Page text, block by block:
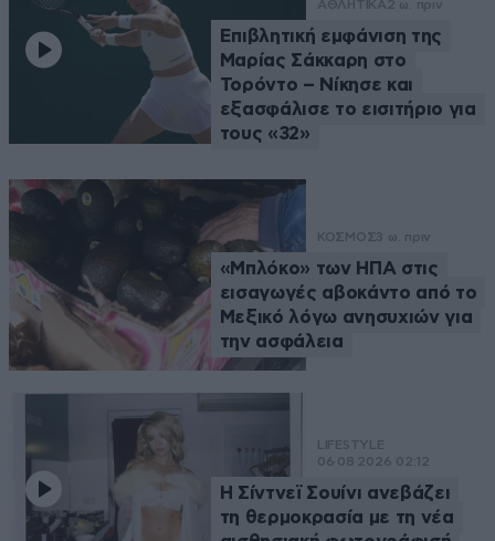
ΑΘΛΗΤΙΚΑ2 ω. πριν
Επιβλητική εμφάνιση της
Μαρίας Σάκκαρη στο
Τορόντο – Νίκησε και
εξασφάλισε το εισιτήριο για
τους «32»
ΚΟΣΜΟΣ3 ω. πριν
«Μπλόκο» των ΗΠΑ στις
εισαγωγές αβοκάντο από το
Μεξικό λόγω ανησυχιών για
την ασφάλεια
LIFESTYLE
06·08·2026 02:12
Η Σίντνεϊ Σουίνι ανεβάζει
τη θερμοκρασία με τη νέα